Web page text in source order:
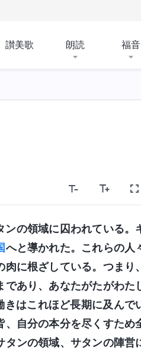
讃美歌 朗読 福音
の領域に囚われている。
へと導かれた。これらの人
に根ざしている。つまり、
あり、あなたがたがわた
はこれほど長期に及んで
、自分の本分を尽くすため
ンの領域、サタンの陣営